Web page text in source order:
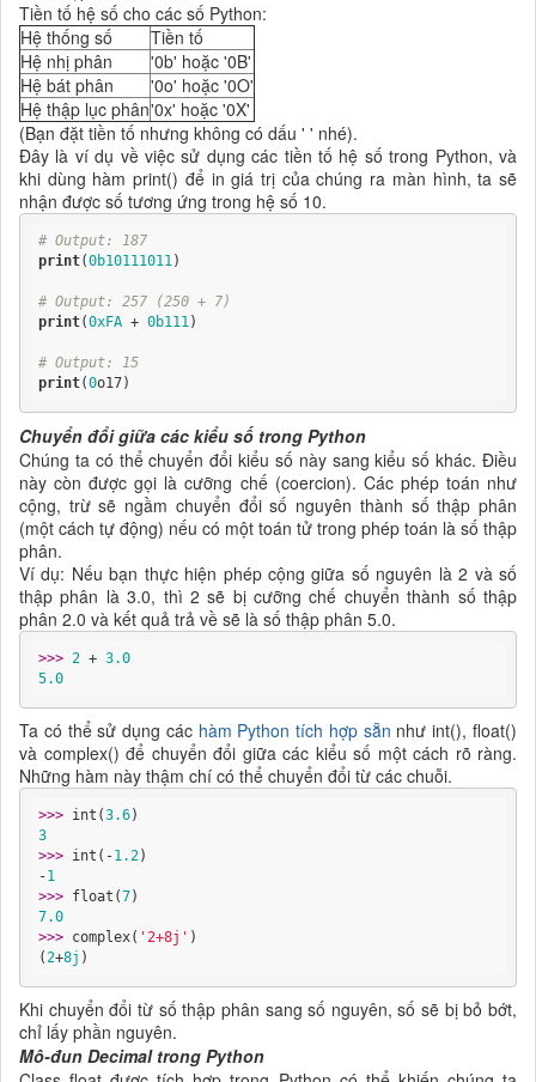
Tiền tố hệ số cho các số Python:
Hệ thống số
Tiền tố
Hệ nhị phân
'0b' hoặc '0B'
Hệ bát phân
'0o' hoặc '0O'
Hệ thập lục phân'0x' hoặc '0X'
(Bạn đặt tiền tố nhưng không có dấu ' ' nhé).
Đây là ví dụ về việc sử dụng các tiền tố hệ số trong Python, và
khi dùng hàm print() để in giá trị của chúng ra màn hình, ta sẽ
nhận được số tương ứng trong hệ số 10.
# Output: 187
print(0b10111011)
# Output: 257 (250 + 7)
print(0xFA + 0b111)
# Output: 15
print(0o17)
Chuyển đổi giữa các kiểu số trong Python
Chúng ta có thể chuyển đổi kiểu số này sang kiểu số khác. Điều
này còn được gọi là cưỡng chế (coercion). Các phép toán như
cộng, trừ sẽ ngầm chuyển đổi số nguyên thành số thập phân
(một cách tự động) nếu có một toán tử trong phép toán là số thập
phân.
Ví dụ: Nếu bạn thực hiện phép cộng giữa số nguyên là 2 và số
thập phân là 3.0, thì 2 sẽ bị cưỡng chế chuyển thành số thập
phân 2.0 và kết quả trả về sẽ là số thập phân 5.0.
>>> 2 + 3.0
5.0
Ta có thể sử dụng các hàm Python tích hợp sẵn như int(), float()
và complex() để chuyển đổi giữa các kiểu số một cách rõ ràng.
Những hàm này thậm chí có thể chuyển đổi từ các chuỗi.
>>> int(3.6
3
>>> int(-1.2)
-1
>>> float(7
7.0
>>> complex( '2+8j' )
(2+8j )
Khi chuyển đổi từ số thập phân sang số nguyên, số sẽ bị bỏ bớt,
chỉ lấy phần nguyên.
Mô-đun Decimal trong Python